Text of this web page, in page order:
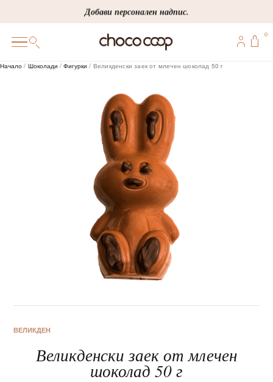
to
content
Добави персонален надпис.
ПЕРСОНАЛИЗИРАНИ
ВИНЕНА СЕЛЕКЦИЯ
За нас
0
Начало / Шоколади /Фигурки / Великденски заек от млечен шоколад 50 г
ВЕЛИКДЕН
Великденски заек от млечен
шоколад 50 г